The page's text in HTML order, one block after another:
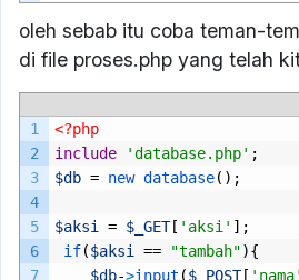
oleh sebab itu coba teman-
di file proses.php yang telah
1
2
3
4
5
6
7
<?php
include
'database.php' ;
$db = new database();
$aksi = $_GET[ 'aksi' ];
if($aksi == "tambah"){
$db->input ($_POST[ 'nama'